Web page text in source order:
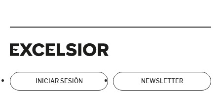
INICIAR SESIÓN NEWSLETTER